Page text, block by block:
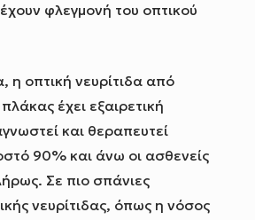
φλεγμονή του οπτικού
η οπτική νευρίτιδα από
έχει εξαιρετική
και θεραπευτεί
90% και άνω οι ασθενείς
Σε πιο σπάνιες
νευρίτιδας, όπως η νόσος